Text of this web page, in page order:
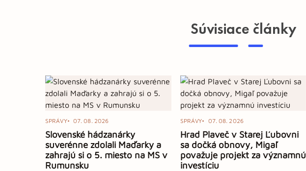
Súvisiace články
SPRÁVY 07. 08. 2026
Slovenské hádzanárky
suverénne zdolali Maďarky a
zahrajú si o 5. miesto na MS v
Rumunsku
SPRÁVY 07. 08. 2026
Hrad Plaveč v Starej Ľubovni
sa dočká obnovy, Migaľ
považuje projekt za významnú
investíciu